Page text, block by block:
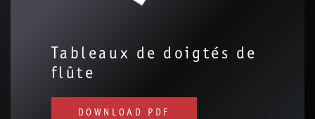
Tableaux de doigtés de
flûte
DOWNLOAD PDF